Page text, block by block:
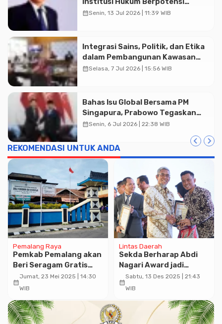
Menghambat Pertumbuhan
calendar_monthSenin, 13 Jul 2026 | 11:39 WIB
Integrasi Sains, Politik, dan Etika
dalam Pembangunan Kawasan
dan Tata Kelola Batas-Batas
calendar_monthSelasa, 7 Jul 2026 | 15:56 WIB
Bahas Isu Global Bersama PM
Singapura, Prabowo Tegaskan
Sikap ASEAN Utamakan Diplomasi
calendar_monthSenin, 6 Jul 2026 | 22:38 WIB
REKOMENDASI UNTUK ANDA
Pemalang Raya
Pemkab Pemalang akan
Beri Seragam Gratis
untuk Siswa Baru,
Berikut Kriterianya
calendar_month
Jumat, 23 Mei 2025 | 14:30
WIB
Lintas Daerah
Sekda Berharap Abdi
Nagari Award jadi
Inspirasi ASN di Jateng
untuk Melayani
Ikhlas
calendar_month
Sabtu, 13 Des 2025 | 21:43
WIB